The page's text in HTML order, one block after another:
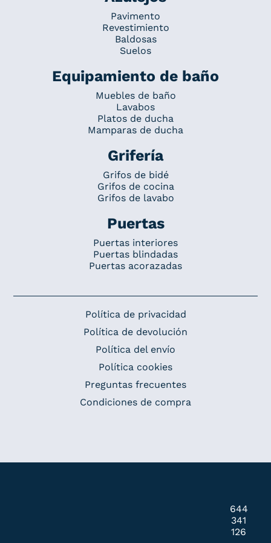
Pavimento
Revestimiento
Baldosas
Suelos
Equipamiento de baño
Muebles de baño
Lavabos
Platos de ducha
Mamparas de ducha
Grifería
Grifos de bidé
Grifos de cocina
Grifos de lavabo
Puertas
Puertas interiores
Puertas blindadas
Puertas acorazadas
Política de privacidad
Política de devolución
Política del envío
Política cookies
Preguntas frecuentes
Condiciones de compra
644
341
126